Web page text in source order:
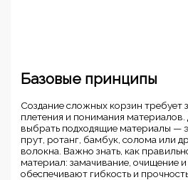
Базовые принципы
Создание сложных корзин требует
плетения и понимания
выбрать подходящие материалы —
прут, ротанг, бамбук, солома или
волокна. Важно знать, как
материал: замачивание, очищение
обеспечивают гибкость и